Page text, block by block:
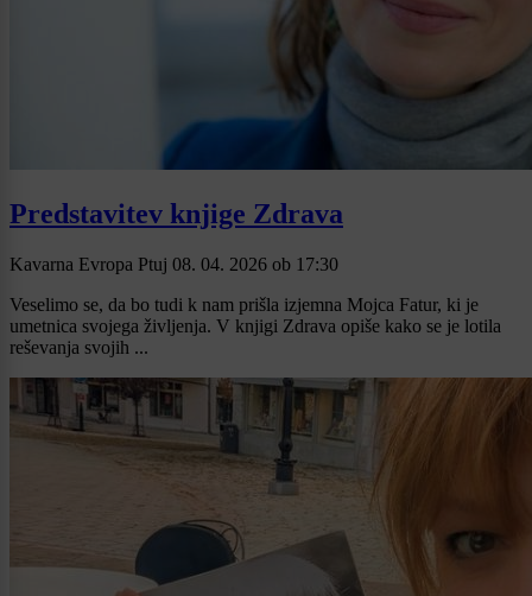
Predstavitev knjige Zdrava
Kavarna Evropa Ptuj 08. 04. 2026 ob 17:30
Veselimo se, da bo tudi k nam prišla izjemna Mojca Fatur, ki je
umetnica svojega življenja. V knjigi Zdrava opiše kako se je lotila
reševanja svojih ...